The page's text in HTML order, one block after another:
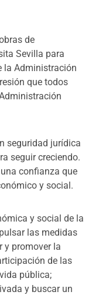
de
Sevilla para
la Administración
que todos
seguridad jurídica
seguir creciendo.
confianza que
y social.
y social de la
las medidas
y promover la
de las
pública;
y buscar un